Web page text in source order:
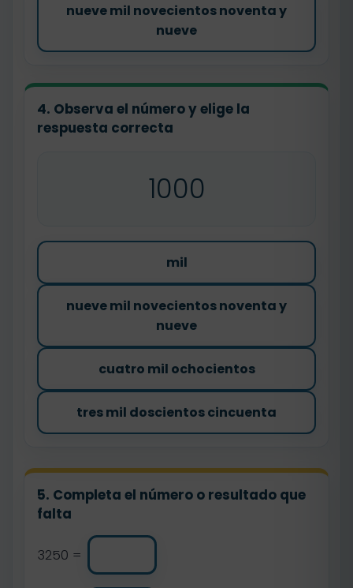
nueve mil novecientos noventa y
nueve
4. Observa el número y elige la
respuesta correcta
1000
mil
nueve mil novecientos noventa y
nueve
cuatro mil ochocientos
tres mil doscientos cincuenta
5. Completa el número o resultado que
falta
3250 =